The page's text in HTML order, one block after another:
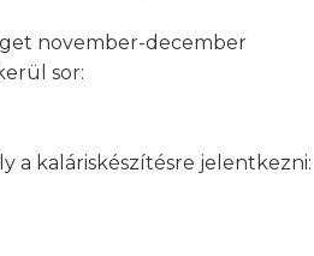
november-december
sor:
a kaláriskészítésre jelentkezni: